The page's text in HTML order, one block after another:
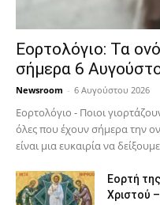
Εορτολόγιο: Τα
σήμερα 6
Newsroom - 6 Αυγούστου 2026
Εορτολόγιο - Ποιοι
όλες που έχουν σήμερα την
είναι μια ευκαιρία να
Εορτή
Χριστού